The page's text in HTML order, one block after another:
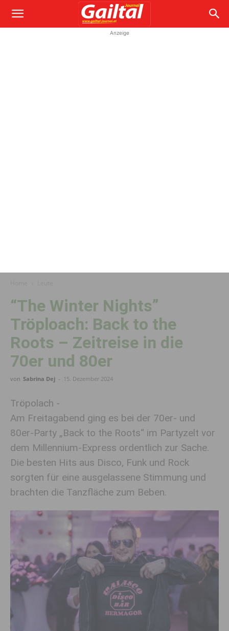
Anzeige
“The Winter Nights”
Tröploach: Back to the
Roots – Zeitreise in die
70er und 80er
von Sabrina Dej - 15. Dezember 2024
Tröpolach -
Am Freitagabend ging es bei der 70er- und
80er-Party „Back to the Roots“ im Partyzelt vor
dem Millennium-Express ordentlich zur Sache.
Die besten Hits aus Disco, Funk und Rock
sorgten für eine ausgelassene Stimmung und
brachten die Tanzfläche zum Beben.